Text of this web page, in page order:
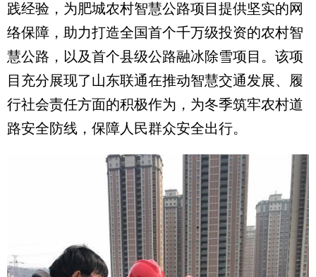
践经验，为肥城农村智慧公路项目提供坚实的网
络保障，助力打造全国首个千万级投资的农村智
慧公路，以及首个县级公路融冰除雪项目。该项
目充分展现了山东联通在推动智慧交通发展、履
行社会责任方面的积极作为，为冬季筑牢农村道
路安全防线，保障人民群众安全出行。